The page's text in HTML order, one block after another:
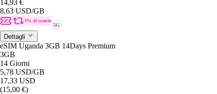
14,93 €
8,63 USD/GB
3% di sconto
5G
Dettagli
eSIM Uganda 3GB 14Days Premium
3GB
14 Giorni
5,78 USD/GB
17,33 USD
(15,00 €)